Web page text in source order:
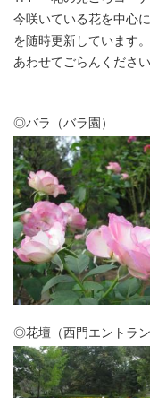
今咲いている花を中心
を随時更新しています。
あわせてごらんください
◎バラ（バラ園）
◎花壇（西門エントラン